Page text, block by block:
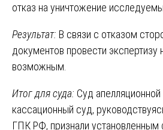
отказ на уничтожение
Результат: В связи с отказом
документов провести экспертизу
возможным.
Итог для суда: Суд апелляционной
кассационный суд,
ГПК РФ, признали установленным